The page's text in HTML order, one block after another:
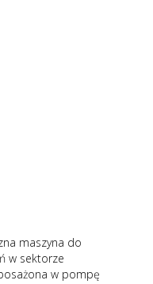
maszyna do
w sektorze
w pompę